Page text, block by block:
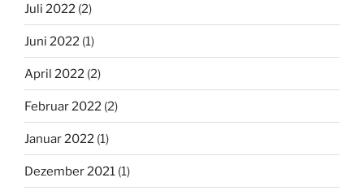
Juli 2022 (2)
Juni 2022 (1)
April 2022 (2)
Februar 2022 (2)
Januar 2022 (1)
Dezember 2021 (1)